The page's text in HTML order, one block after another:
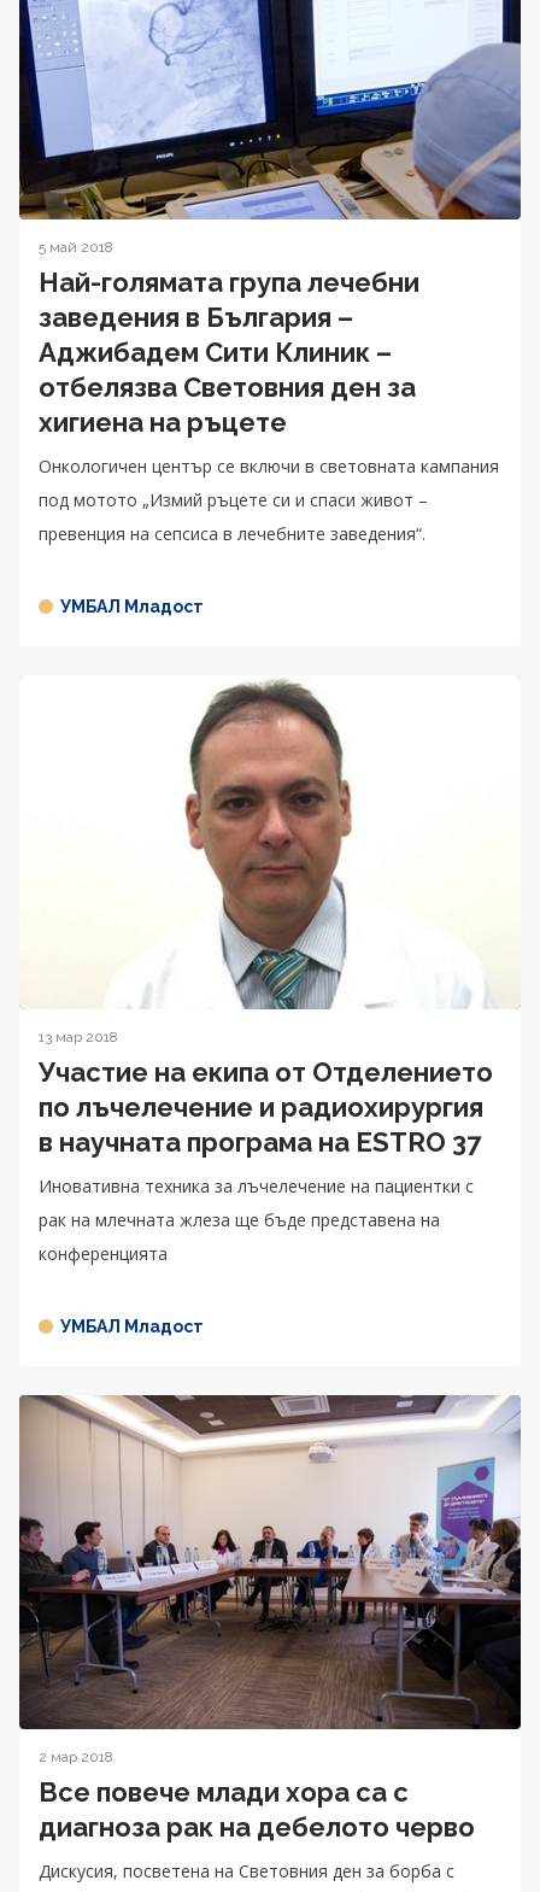
5 май 2018
Най-голямата група лечебни
заведения в България –
Аджибадем Сити Клиник –
отбелязва Световния ден за
хигиена на ръцете
Онкологичен център се включи в световната кампания
под мотото „Измий ръцете си и спаси живот –
превенция на сепсиса в лечебните заведения“.
УМБАЛ Младост
13 мар 2018
Участие на екипа от Отделението
по лъчелечение и радиохирургия
в научната програма на ESTRO 37
Иновативна техника за лъчелечение на пациентки с
рак на млечната жлеза ще бъде представена на
конференцията
УМБАЛ Младост
2 мар 2018
Все повече млади хора са с
диагноза рак на дебелото черво
Дискусия, посветена на Световния ден за борба с